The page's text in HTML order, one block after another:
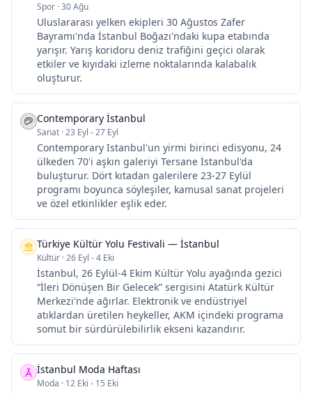
Spor ·30 Ağu
Uluslararası yelken ekipleri 30 Ağustos Zafer
Bayramı'nda İstanbul Boğazı'ndaki kupa etabında
yarışır. Yarış koridoru deniz trafiğini geçici olarak
etkiler ve kıyıdaki izleme noktalarında kalabalık
oluşturur.
Contemporary İstanbul
Sanat ·23 Eyl - 27 Eyl
Contemporary Istanbul'un yirmi birinci edisyonu, 24
ülkeden 70'i aşkın galeriyi Tersane İstanbul'da
buluşturur. Dört kıtadan galerilere 23-27 Eylül
programı boyunca söyleşiler, kamusal sanat projeleri
ve özel etkinlikler eşlik eder.
Türkiye Kültür Yolu Festivali — İstanbul
Kültür ·26 Eyl - 4 Eki
İstanbul, 26 Eylül-4 Ekim Kültür Yolu ayağında gezici
“İleri Dönüşen Bir Gelecek” sergisini Atatürk Kültür
Merkezi'nde ağırlar. Elektronik ve endüstriyel
atıklardan üretilen heykeller, AKM içindeki programa
somut bir sürdürülebilirlik ekseni kazandırır.
İstanbul Moda Haftası
Moda · 12 Eki - 15 Eki